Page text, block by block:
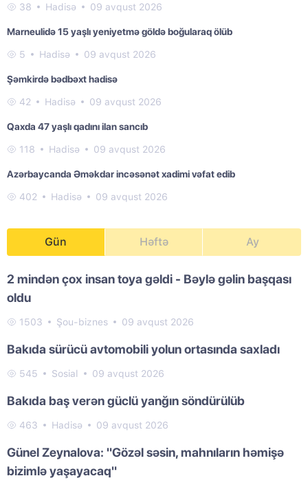
38 Hadisə 09 avqust 2026
Marneulidə 15 yaşlı yeniyetmə göldə boğularaq ölüb
5 Hadisə 09 avqust 2026
Şəmkirdə bədbəxt hadisə
42 Hadisə 09 avqust 2026
Qaxda 47 yaşlı qadını ilan sancıb
118 Hadisə 09 avqust 2026
Azərbaycanda Əməkdar incəsənət xadimi vəfat edib
402 Hadisə 09 avqust 2026
Gün Həftə Ay
2 mindən çox insan toya gəldi - Bəylə gəlin başqası
oldu
1503 Şou-biznes 09 avqust 2026
Bakıda sürücü avtomobili yolun ortasında saxladı
545 Sosial 09 avqust 2026
Bakıda baş verən güclü yanğın söndürülüb
463 Hadisə 09 avqust 2026
Günel Zeynalova: "Gözəl səsin, mahnıların həmişə
bizimlə yaşayacaq"